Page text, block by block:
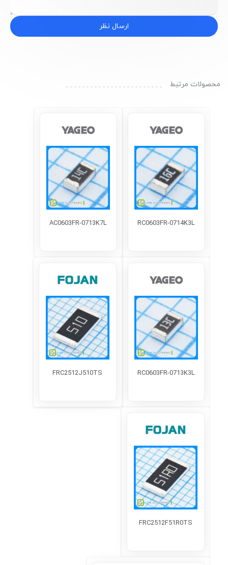
ارسال نظر
محصولات مرتبط
RC0603FR-0714K3L
AC0603FR-0713K7L
RC0603FR-0713K3L
FRC2512J510TS
FRC2512F51R0TS